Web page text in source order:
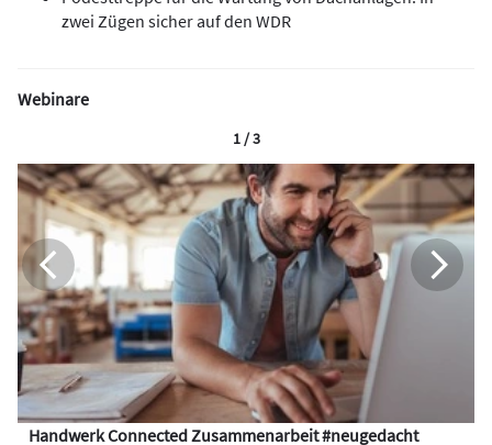
zwei Zügen sicher auf den WDR
Webinare
Handwerk Connected Zusammenarbeit #neugedacht
1 / 3